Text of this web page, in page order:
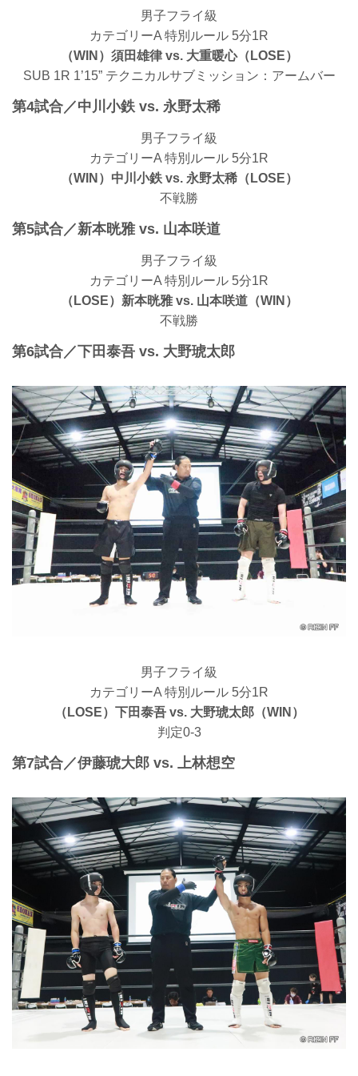
男子フライ級
カテゴリーA 特別ルール 5分1R
（WIN）須田雄律 vs. 大重暖心（LOSE）
SUB 1R 1’15” テクニカルサブミッション：アームバー
第4試合／中川小鉄 vs. 永野太稀
男子フライ級
カテゴリーA 特別ルール 5分1R
（WIN）中川小鉄 vs. 永野太稀（LOSE）
不戦勝
第5試合／新本晄雅 vs. 山本咲道
男子フライ級
カテゴリーA 特別ルール 5分1R
（LOSE）新本晄雅 vs. 山本咲道（WIN）
不戦勝
第6試合／下田泰吾 vs. 大野琥太郎
男子フライ級
カテゴリーA 特別ルール 5分1R
（LOSE）下田泰吾 vs. 大野琥太郎（WIN）
判定0-3
第7試合／伊藤琥大郎 vs. 上林想空